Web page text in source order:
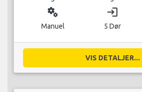
miscellaneous_services
Manuel
login
5 Dør
VIS DETALJER...